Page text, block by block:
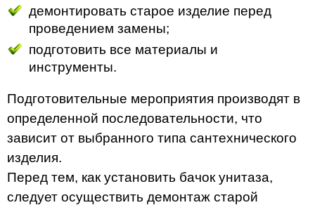
демонтировать старое изделие перед
проведением замены;
подготовить все материалы и
инструменты.
Подготовительные мероприятия производят в
определенной последовательности, что
зависит от выбранного типа сантехнического
изделия.
Перед тем, как установить бачок унитаза,
следует осуществить демонтаж старой